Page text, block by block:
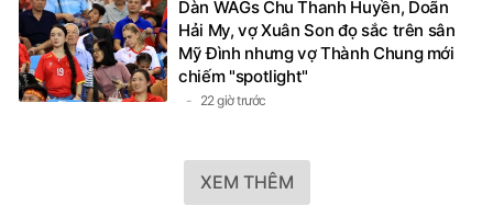
Dàn WAGs Chu Thanh Huyền, Doãn
Hải My, vợ Xuân Son đọ sắc trên sân
Mỹ Đình nhưng vợ Thành Chung mới
chiếm "spotlight"
22 giờ trước
XEM THÊM